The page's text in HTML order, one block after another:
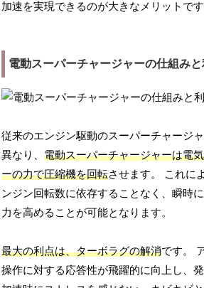
加速を実現できるのが大きなメリットです
電動スーパーチャージャーの仕組みと
従来のエンジン駆動のスーパーチャージ
異なり、電動スーパーチャージャーは電
ーの力で圧縮機を回転させます。 これに
ンジン回転数に依存することなく、瞬時
力を高めることが可能となります。
最大の利点は、ターボラグの解消です。
操作に対する応答性が飛躍的に向上し、